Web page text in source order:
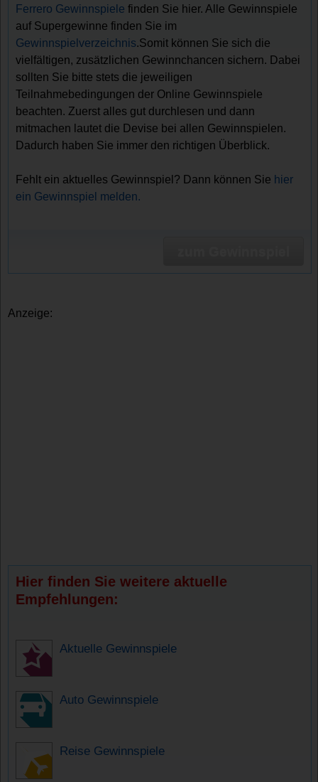
Ferrero Gewinnspiele finden Sie hier. Alle Gewinnspiele
auf Supergewinne finden Sie im
Gewinnspielverzeichnis.Somit können Sie sich die
vielfältigen, zusätzlichen Gewinnchancen sichern. Dabei
sollten Sie bitte stets die jeweiligen
Teilnahmebedingungen der Online Gewinnspiele
beachten. Zuerst alles gut durchlesen und dann
mitmachen lautet die Devise bei allen Gewinnspielen.
Dadurch haben Sie immer den richtigen Überblick.
Fehlt ein aktuelles Gewinnspiel? Dann können Sie hier
ein Gewinnspiel melden.
Anzeige:
Hier finden Sie weitere aktuelle
Empfehlungen:
Aktuelle Gewinnspiele
Auto Gewinnspiele
Reise Gewinnspiele